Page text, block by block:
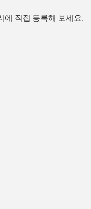
에 직접 등록해 보세요.